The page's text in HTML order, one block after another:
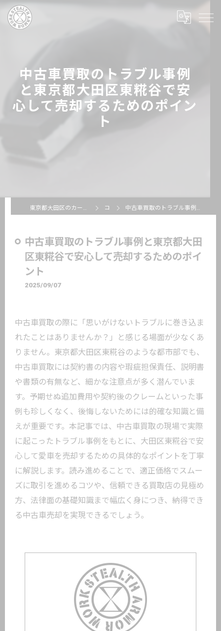
中古車買取のトラブル事例
と東京都大田区東糀谷で安
心して売却するためのポイン
ト
東京都大田区のカーコーティングならSTEALTH ARMOR WORKS コラム 中古車買取のトラブル事例と東京都大田区東糀谷で安心して売却するためのポイント
中古車買取のトラブル事例と東京都大田
区東糀谷で安心して売却するためのポイ
ント
2025/09/07
中古車買取の際に「思いがけないトラブルに巻き込ま
れたことはありませんか？」と感じる場面が少なくあ
りません。東京都大田区東糀谷のような都市部でも、
中古車買取には契約書の内容や瑕疵担保責任、説明書
や書類の有無など、細かな注意点が多く潜んでいま
す。予期せぬ追加費用や契約後のクレームといった事
例も珍しくなく、後悔しないためには的確な知識と備
えが重要です。本記事では、中古車買取の現場で実際
に起こったトラブル事例をもとに、大田区東糀谷で安
心して愛車を売却するための具体的なポイントを丁寧
に解説します。読み進めることで、適正価格でスムー
ズに取引を進めるコツや、信頼できる買取店の見極め
方、法律面の基礎知識まで幅広く身につき、納得でき
る中古車売却を実現できるでしょう。